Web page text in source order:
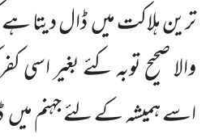
ترین ہلاکت میںڈال دیتا ہے
والا صحیح توبہ کئے بغیر اسی
اسے ہمیشہ کے لئے جہنم میں